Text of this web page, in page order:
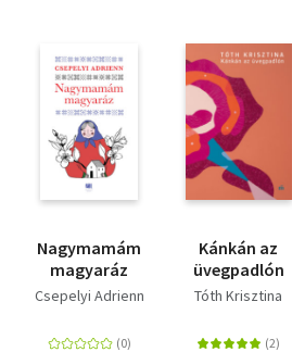
Nagymamám
magyaráz
Csepelyi Adrienn
Kánkán az
üvegpadlón
Tóth Krisztina